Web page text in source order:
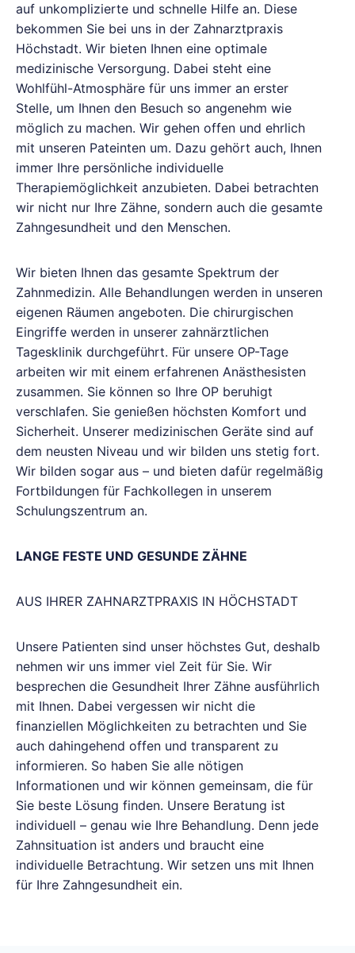
auf unkomplizierte und schnelle Hilfe an. Diese
bekommen Sie bei uns in der Zahnarztpraxis
Höchstadt. Wir bieten Ihnen eine optimale
medizinische Versorgung. Dabei steht eine
Wohlfühl-Atmosphäre für uns immer an erster
Stelle, um Ihnen den Besuch so angenehm wie
möglich zu machen. Wir gehen offen und ehrlich
mit unseren Pateinten um. Dazu gehört auch, Ihnen
immer Ihre persönliche individuelle
Therapiemöglichkeit anzubieten. Dabei betrachten
wir nicht nur Ihre Zähne, sondern auch die gesamte
Zahngesundheit und den Menschen.
Wir bieten Ihnen das gesamte Spektrum der
Zahnmedizin. Alle Behandlungen werden in unseren
eigenen Räumen angeboten. Die chirurgischen
Eingriffe werden in unserer zahnärztlichen
Tagesklinik durchgeführt. Für unsere OP-Tage
arbeiten wir mit einem erfahrenen Anästhesisten
zusammen. Sie können so Ihre OP beruhigt
verschlafen. Sie genießen höchsten Komfort und
Sicherheit. Unserer medizinischen Geräte sind auf
dem neusten Niveau und wir bilden uns stetig fort.
Wir bilden sogar aus – und bieten dafür regelmäßig
Fortbildungen für Fachkollegen in unserem
Schulungszentrum an.
LANGE FESTE UND GESUNDE ZÄHNE
AUS IHRER ZAHNARZTPRAXIS IN HÖCHSTADT
Unsere Patienten sind unser höchstes Gut, deshalb
nehmen wir uns immer viel Zeit für Sie. Wir
besprechen die Gesundheit Ihrer Zähne ausführlich
mit Ihnen. Dabei vergessen wir nicht die
finanziellen Möglichkeiten zu betrachten und Sie
auch dahingehend offen und transparent zu
informieren. So haben Sie alle nötigen
Informationen und wir können gemeinsam, die für
Sie beste Lösung finden. Unsere Beratung ist
individuell – genau wie Ihre Behandlung. Denn jede
Zahnsituation ist anders und braucht eine
individuelle Betrachtung. Wir setzen uns mit Ihnen
für Ihre Zahngesundheit ein.